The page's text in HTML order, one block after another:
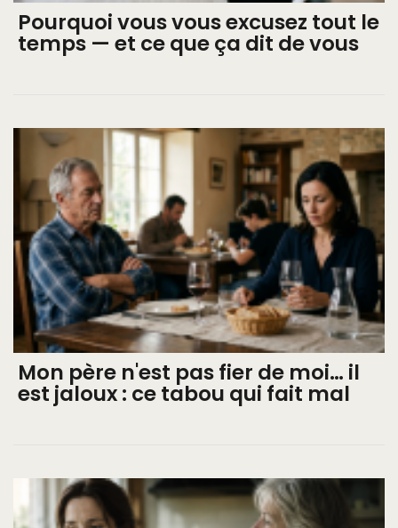
Pourquoi vous vous excusez tout le
temps — et ce que ça dit de vous
Mon père n'est pas fier de moi… il
est jaloux : ce tabou qui fait mal